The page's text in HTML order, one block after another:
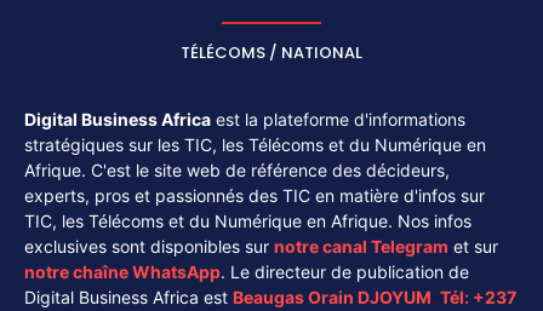
TÉLÉCOMS / NATIONAL
Digital Business Africa est la plateforme d'informations
stratégiques sur les TIC, les Télécoms et du Numérique en
Afrique. C'est le site web de référence des décideurs,
experts, pros et passionnés des TIC en matière d'infos sur
TIC, les Télécoms et du Numérique en Afrique. Nos infos
exclusives sont disponibles sur notre canal Telegram et sur
notre chaîneWhatsApp. Le directeur de publication de
Digital Business Africa est Beaugas Orain DJOYUM. Tél: +237